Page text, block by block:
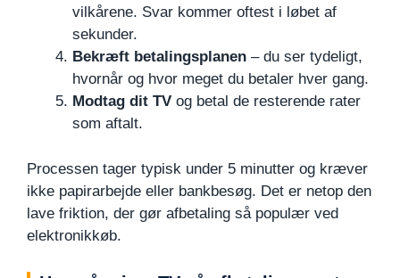
vilkårene. Svar kommer oftest i løbet af
sekunder.
Bekræft betalingsplanen – du ser tydeligt,
hvornår og hvor meget du betaler hver gang.
Modtag dit TV og betal de resterende rater
som aftalt.
Processen tager typisk under 5 minutter og kræver
ikke papirarbejde eller bankbesøg. Det er netop den
lave friktion, der gør afbetaling så populær ved
elektronikkøb.